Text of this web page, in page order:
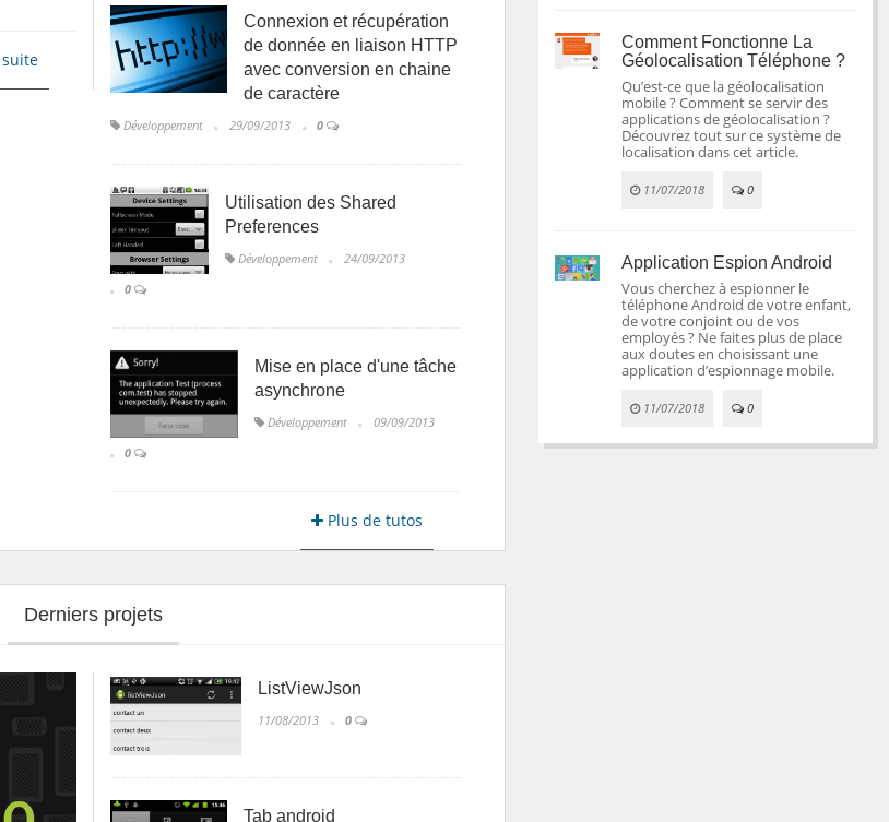
Connexion et récupération
de donnée en liaison HTTP
avec conversion en chaine
de caractère
Développement 29/09/2013 0
Utilisation des Shared
Preferences
Développement
24/09/2013
0
Mise en place d'une tâche
asynchrone
Développement
09/09/2013
0
Plus de tutos
Derniers projets
ListViewJson
11/08/2013 0
Tab android
Comment Fonctionne La
Géolocalisation Téléphone ?
Qu’est-ce que la géolocalisation
mobile ? Comment se servir des
applications de géolocalisation ?
Découvrez tout sur ce système de
localisation dans cet article.
11/07/2018 0
Application Espion Android
Vous cherchez à espionner le
téléphone Android de votre enfant,
de votre conjoint ou de vos
employés ? Ne faites plus de place
aux doutes en choisissant une
application d’espionnage mobile.
11/07/2018 0